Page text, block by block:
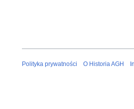
2
0
Polityka prywatności O Historia AGH